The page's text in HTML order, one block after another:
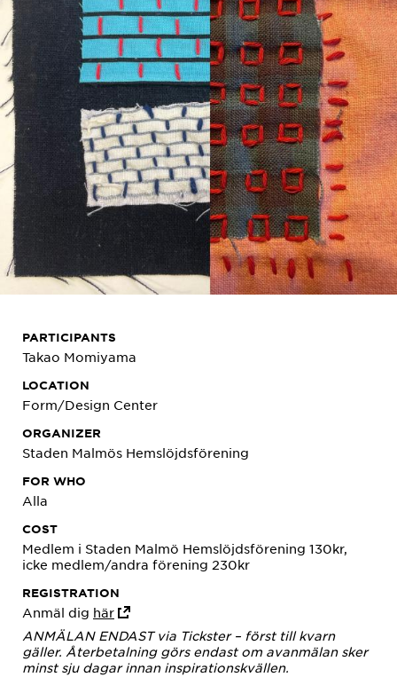
PARTICIPANTS
Takao Momiyama
LOCATION
Form/Design Center
ORGANIZER
Staden Malmös Hemslöjdsförening
FOR WHO
Alla
COST
Medlem i Staden Malmö Hemslöjdsförening 130kr,
icke medlem/andra förening 230kr
REGISTRATION
Anmäl dig här
ANMÄLAN ENDAST via Tickster – först till kvarn
gäller. Återbetalning görs endast om avanmälan sker
minst sju dagar innan inspirationskvällen.